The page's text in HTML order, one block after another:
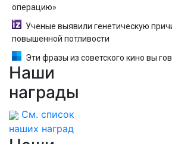
операцию»
Ученые выявили генетическую
повышенной потливости
Эти фразы из советского кино вы
каждый день. Вспомните из каких они
Наши
награды
См. список
наших наград